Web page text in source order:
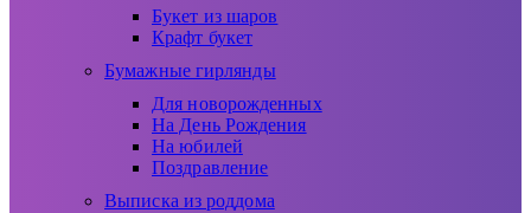
Букет из шаров
Крафт букет
Бумажные гирлянды
Для новорожденных
На День Рождения
На юбилей
Поздравление
Выписка из роддома